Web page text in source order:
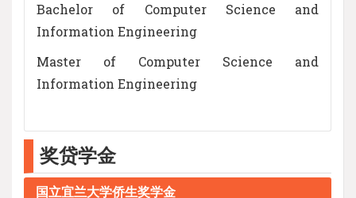
Bachelor of Computer Science and
Information Engineering
Master of Computer Science and
Information Engineering
奖贷学金
国立宜兰大学侨生奖学金